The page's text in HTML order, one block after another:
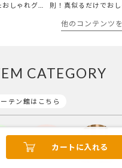
おしゃれグ
則！真似るだけでお
他のコンテンツ
CATEGORY
ーテン館はこちら
カートに入れる